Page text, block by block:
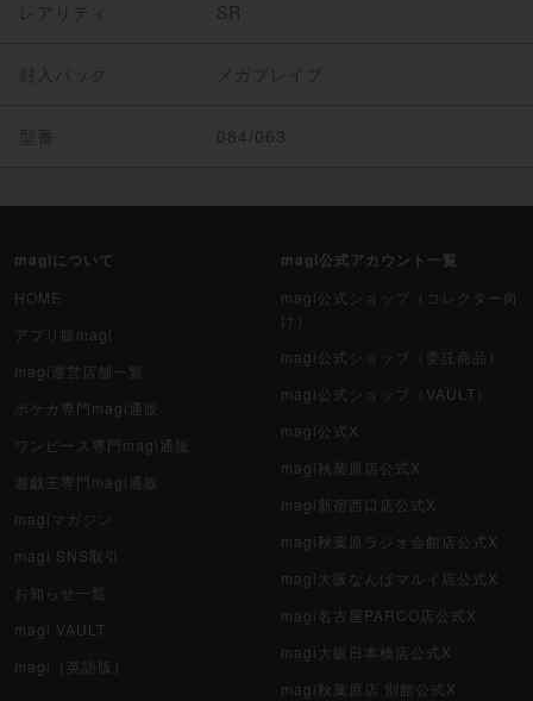
レアリティ SR
封入パック メガブレイブ
型番 084/063
magiについて
HOME
アプリ版magi
magi運営店舗一覧
ポケカ専門magi通販
ワンピース専門magi通販
遊戯王専門magi通販
magiマガジン
magi SNS取引
お知らせ一覧
magi VAULT
magi（英語版）
magi公式アカウント一覧
magi公式ショップ（コレクター向
け）
magi公式ショップ（委託商品）
magi公式ショップ（VAULT）
magi公式X
magi秋葉原店公式X
magi新宿西口店公式X
magi秋葉原ラジオ会館店公式X
magi大阪なんばマルイ店公式X
magi名古屋PARCO店公式X
magi大阪日本橋店公式X
magi秋葉原店 別館公式X